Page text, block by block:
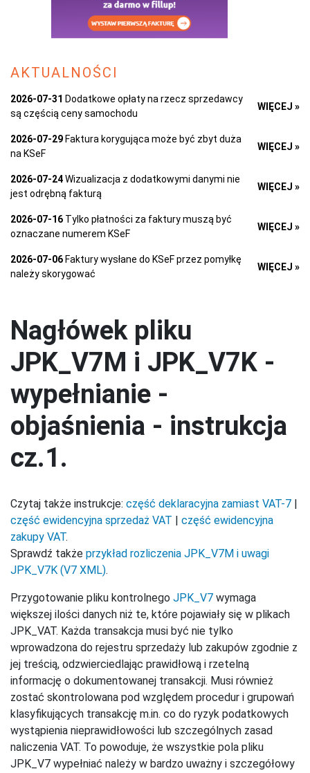
AKTUALNOŚCI
2026-07-31 Dodatkowe opłaty na rzecz sprzedawcy
są częścią ceny samochodu
WIĘCEJ »
2026-07-29 Faktura korygująca może być zbyt duża
na KSeF
WIĘCEJ »
2026-07-24Wizualizacja z dodatkowymi danymi nie
jest odrębną fakturą
WIĘCEJ »
2026-07-16 Tylko płatności za faktury muszą być
oznaczane numerem KSeF
WIĘCEJ »
2026-07-06 Faktury wysłane do KSeF przez pomyłkę
należy skorygować
WIĘCEJ »
Nagłówek pliku
JPK_V7M i JPK_V7K -
wypełnianie -
objaśnienia - instrukcja
cz.1.
Czytaj także instrukcje: część deklaracyjna zamiast VAT-7
część ewidencyjna sprzedaż VAT
część ewidencyjna
zakupy VAT.
Sprawdź także przykład rozliczenia JPK_V7M i uwagi
JPK_V7K (V7 XML).
Przygotowanie pliku kontrolnego JPK_V7 wymaga
większej ilości danych niż te, które pojawiały się w plikach
JPK_VAT. Każda transakcja musi być nie tylko
wprowadzona do rejestru sprzedaży lub zakupów zgodnie z
jej treścią, odzwierciedlając prawidłową i rzetelną
informację o dokumentowanej transakcji. Musi również
zostać skontrolowana pod względem procedur i grupowań
klasyfikujących transakcję m.in. co do ryzyk podatkowych
wystąpienia nieprawidłowości lub szczególnych zasad
naliczenia VAT. To powoduje, że wszystkie pola pliku
JPK_V7 wypełniać należy w bardzo uważny i szczegółowy